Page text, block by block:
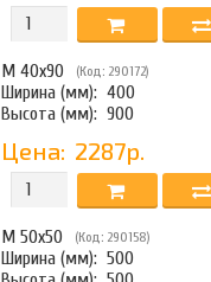
М 40х90 (Код: 290172)
Ширина (мм): 400
Высота (мм): 900
Цена: 2287р.
М 50х50 (Код: 290158)
Ширина (мм): 500